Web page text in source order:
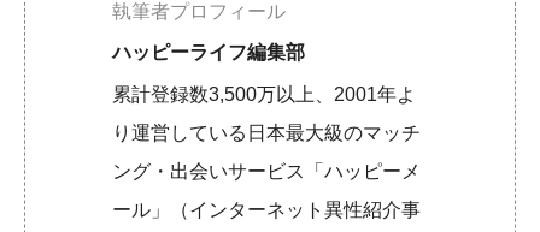
執筆者プロフィール
ハッピーライフ編集部
累計登録数3,500万以上、2001年よ
り運営している日本最大級のマッチ
ング・出会いサービス「ハッピーメ
ール」（インターネット異性紹介事